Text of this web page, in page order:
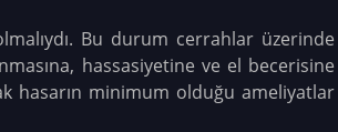
Bu durum cerrahlar üzerinde
hassasiyetine ve el becerisine
hasarın minimum olduğu ameliyatlar